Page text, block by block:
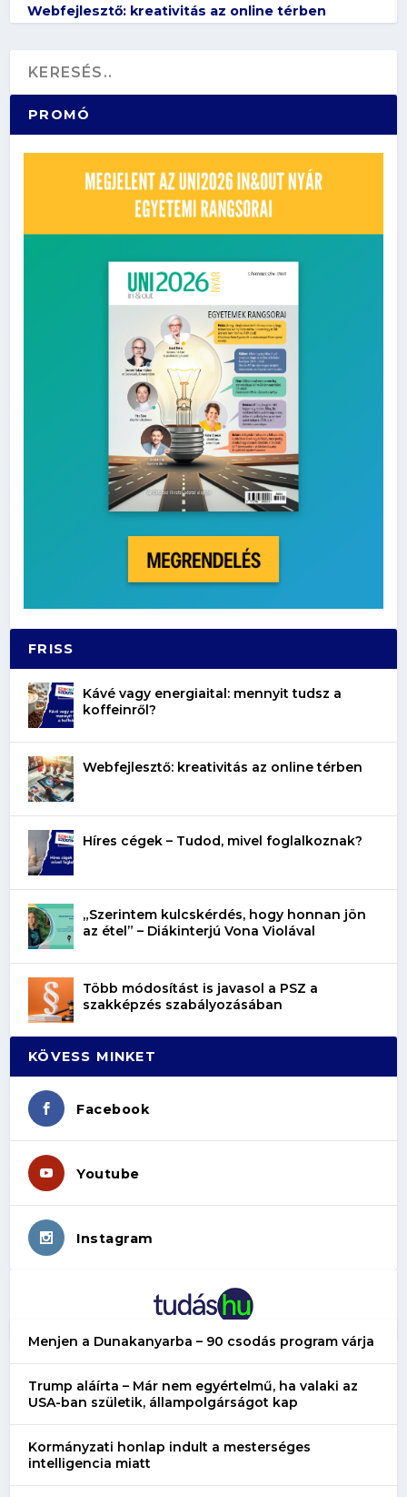
Webfejlesztő: kreativitás az online térben
PROMÓ
FRISS
Kávé vagy energiaital: mennyit tudsz a
koffeinről?
Webfejlesztő: kreativitás az online térben
Híres cégek – Tudod, mivel foglalkoznak?
„Szerintem kulcskérdés, hogy honnan jön
az étel” – Diákinterjú Vona Violával
Több módosítást is javasol a PSZ a
szakképzés szabályozásában
KÖVESS MINKET
Facebook
Youtube
Instagram
Menjen a Dunakanyarba – 90 csodás program várja
Trump aláírta – Már nem egyértelmű, ha valaki az
USA-ban születik, állampolgárságot kap
Kormányzati honlap indult a mesterséges
intelligencia miatt